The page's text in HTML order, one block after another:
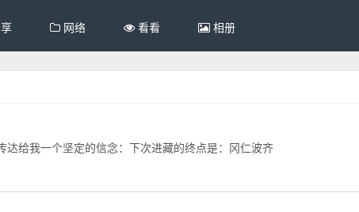
网络 看看 相册
给我一个坚定的信念：下次进藏的终点是：冈仁波齐